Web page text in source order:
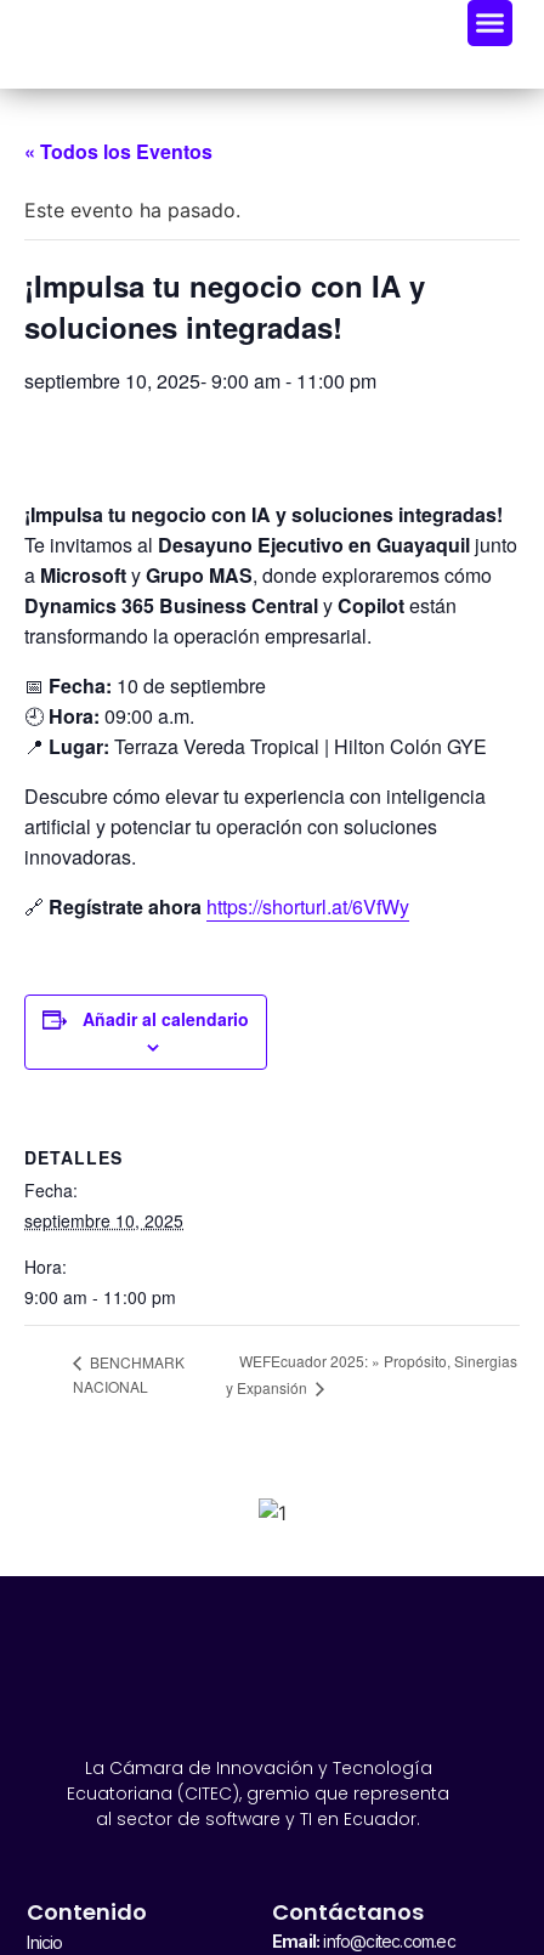
« Todos los Eventos
Este evento ha pasado.
¡Impulsa tu negocio con IA y
soluciones integradas!
septiembre 10, 2025- 9:00 am- 11:00 pm
¡Impulsa tu negocio con IA y soluciones integradas!
Te invitamos al Desayuno Ejecutivo en Guayaquil junto
a MicrosoftyGrupo MAS, donde exploraremos cómo
Dynamics 365 Business CentralyCopilotestán
transformando la operación empresarial.
📅 Fecha: 10 de septiembre
🕘 Hora: 09:00 a.m.
📍 Lugar: Terraza Vereda Tropical | Hilton Colón GYE
Descubre cómo elevar tu experiencia con inteligencia
artificial y potenciar tu operación con soluciones
innovadoras.
🔗 Regístrate ahora https://shorturl.at/6VfWy
Añadir al calendario
DETALLES
Fecha:
septiembre 10, 2025
Hora:
9:00 am - 11:00 pm
BENCHMARK
NACIONAL
WEFEcuador 2025: » Propósito, Sinergias
y Expansión
La Cámara de Innovación y Tecnología
Ecuatoriana (CITEC), gremio que representa
al sector de software y TI en Ecuador.
Contenido
Inicio
Contáctanos
Email:info@citec.com.ec